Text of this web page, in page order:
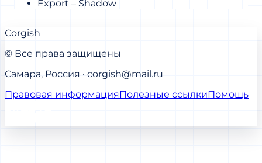
Export – Shadow
Corgish
© Все права защищены
Самара, Россия · corgish@mail.ru
Правовая информацияПолезные ссылкиПомощь